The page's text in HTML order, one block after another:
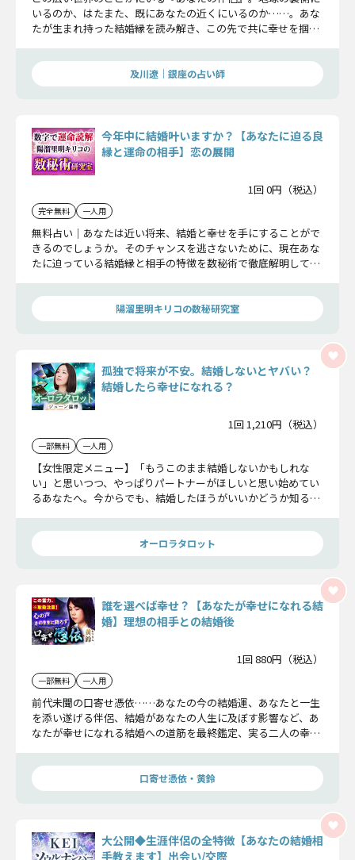
いるのか、はたまた、既にあなたの近くにいるのか……。あな
たが生まれ持った結婚縁を読み解き、この先で共に幸せを掴む
及川遼｜銀座の占い師
今年中に結婚叶いますか？【あなたに迫る良
縁と運命の相手】恋の展開
1回 0円（税込）
完全無料 一人用
無料占い｜あなたは近い将来、結婚と幸せを手にすることがで
きるのでしょうか。そのチャンスを逃さないために、現在あな
たに迫っている結婚縁と相手の特徴を数秘術で徹底解明してい
陽溜里明キリコの数秘研究室
孤独で将来が不安。結婚しないとヤバい？
結婚したら幸せになれる？
1回 1,210円（税込）
一部無料 一人用
【女性限定メニュー】「もうこのまま結婚しないかもしれな
い」と思いつつ、やっぱりパートナーがほしいと思い始めてい
るあなたへ。今からでも、結婚したほうがいいかどうか知る価
か見てみましょうね。
オーロラタロット
誰を選べば幸せ？【あなたが幸せになれる結
婚】理想の相手との結婚後
1回 880円（税込）
一部無料 一人用
前代未聞の口寄せ憑依……あなたの今の結婚運、あなたと一生
を添い遂げる伴侶、結婚があなたの人生に及ぼす影響など、あ
なたが幸せになれる結婚への道筋を最終鑑定、実る二人の幸せ
い。
口寄せ憑依・黄鈴
大公開◆生涯伴侶の全特徴【あなたの結婚相
手教えます】出会い/交際